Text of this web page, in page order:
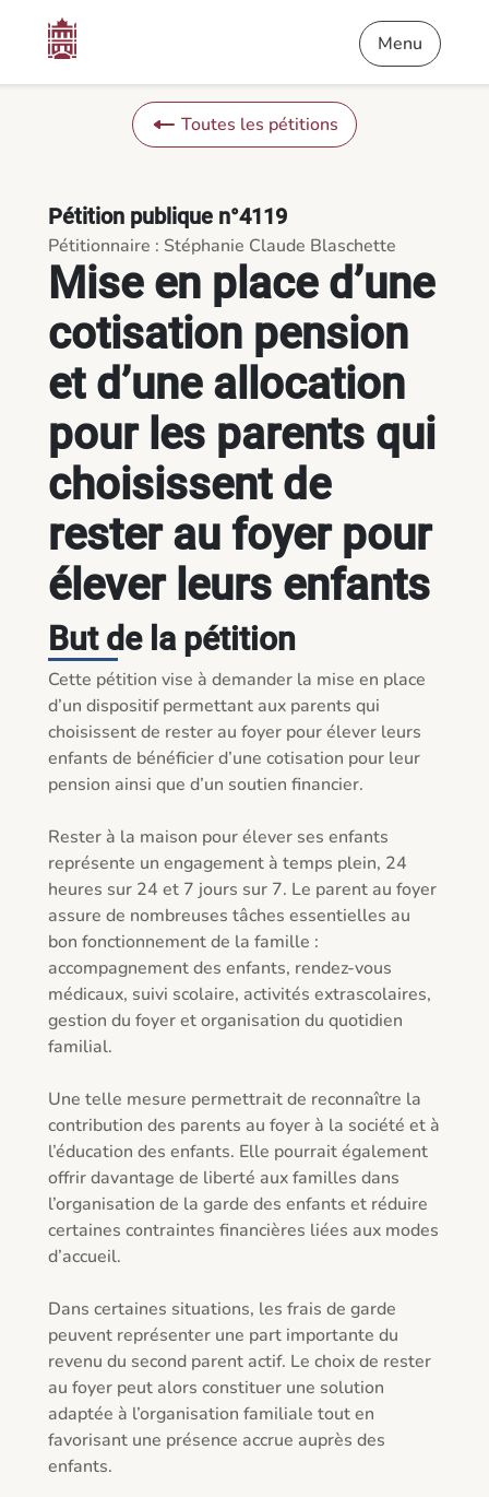
Mise en place d’une cotisation pension et d’une allocation
Menu
Toutes les pétitions
Mise en place d’une
cotisation pension
et d’une allocation
pour les parents qui
choisissent de
rester au foyer pour
élever leurs enfants
Pétition publique n°4119
Pétitionnaire : Stéphanie Claude Blaschette
But de la pétition
Cette pétition vise à demander la mise en place
d’un dispositif permettant aux parents qui
choisissent de rester au foyer pour élever leurs
enfants de bénéficier d’une cotisation pour leur
pension ainsi que d’un soutien financier.
Rester à la maison pour élever ses enfants
représente un engagement à temps plein, 24
heures sur 24 et 7 jours sur 7. Le parent au foyer
assure de nombreuses tâches essentielles au
bon fonctionnement de la famille :
accompagnement des enfants, rendez-vous
médicaux, suivi scolaire, activités extrascolaires,
gestion du foyer et organisation du quotidien
familial.
Une telle mesure permettrait de reconnaître la
contribution des parents au foyer à la société et à
l’éducation des enfants. Elle pourrait également
offrir davantage de liberté aux familles dans
l’organisation de la garde des enfants et réduire
certaines contraintes financières liées aux modes
d’accueil.
Dans certaines situations, les frais de garde
peuvent représenter une part importante du
revenu du second parent actif. Le choix de rester
au foyer peut alors constituer une solution
adaptée à l’organisation familiale tout en
favorisant une présence accrue auprès des
enfants.